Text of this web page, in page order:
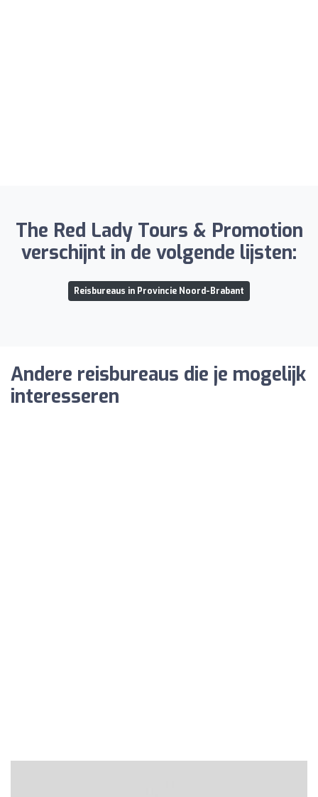
The Red Lady Tours & Promotion
verschijnt in de volgende lijsten:
Reisbureaus in Provincie Noord-Brabant
Andere reisbureaus die je mogelijk
interesseren